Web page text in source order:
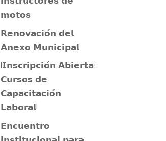
𝗺𝗼𝘁𝗼𝘀
𝗥𝗲𝗻𝗼𝘃𝗮𝗰𝗶𝗼́𝗻 𝗱𝗲𝗹
𝗔𝗻𝗲𝘅𝗼 𝗠𝘂𝗻𝗶𝗰𝗶𝗽𝗮𝗹
¡𝗜𝗻𝘀𝗰𝗿𝗶𝗽𝗰𝗶𝗼́𝗻 𝗔𝗯𝗶𝗲𝗿𝘁𝗮:
𝗖𝘂𝗿𝘀𝗼𝘀 𝗱𝗲
𝗖𝗮𝗽𝗮𝗰𝗶𝘁𝗮𝗰𝗶𝗼́𝗻
𝗟𝗮𝗯𝗼𝗿𝗮𝗹!
𝗘𝗻𝗰𝘂𝗲𝗻𝘁𝗿𝗼